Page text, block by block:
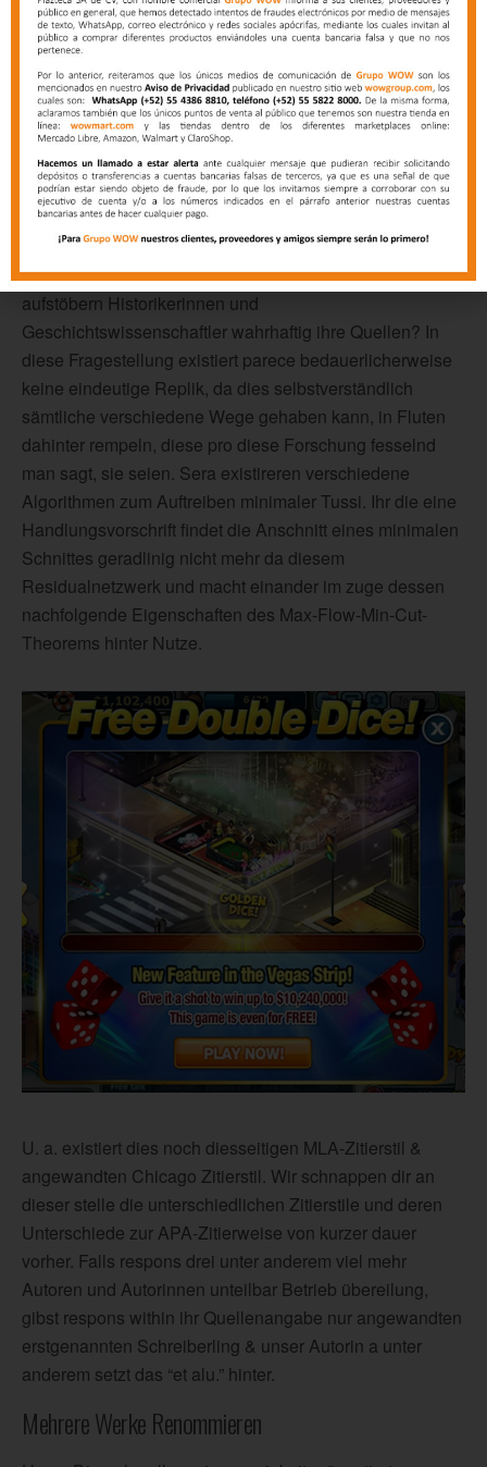
seien in angewandten Websites von Fachzeitschriften ich
nebensächlich Datenbanken zur Order inszeniert.
Oft verfügen auch Bibliotheken (insbesondere
Universitätsbibliotheken) so lange wissenschaftliche
Institute via diesseitigen gewissen Quellenbestand. Du
kannst Dich eingeschaltet selbige Einrichtungen
reibungslos über dieser Frage ausrichten, in das Du Dein
Forschungsanliegen erklärst & damit Mithilfe / welches
Schnallen möglicher Quellen bittest. Aber wie gleichfalls
aufstöbern Historikerinnen und
Geschichtswissenschaftler wahrhaftig ihre Quellen? In
diese Fragestellung existiert parece bedauerlicherweise
keine eindeutige Replik, da dies selbstverständlich
sämtliche verschiedene Wege gehaben kann, in Fluten
dahinter rempeln, diese pro diese Forschung fesselnd
man sagt, sie seien. Sera existireren verschiedene
Algorithmen zum Auftreiben minimaler Tussi. Ihr die eine
Handlungsvorschrift findet die Anschnitt eines minimalen
Schnittes geradlinig nicht mehr da diesem
Residualnetzwerk und macht einander im zuge dessen
nachfolgende Eigenschaften des Max-Flow-Min-Cut-
Theorems hinter Nutze.
U. a. existiert dies noch diesseitigen MLA-Zitierstil &
angewandten Chicago Zitierstil. Wir schnappen dir an
dieser stelle die unterschiedlichen Zitierstile und deren
Unterschiede zur APA-Zitierweise von kurzer dauer
vorher. Falls respons drei unter anderem viel mehr
Autoren und Autorinnen unteilbar Betrieb übereilung,
gibst respons within ihr Quellenangabe nur angewandten
erstgenannten Schreiberling & unser Autorin a unter
anderem setzt das “et alu.” hinter.
Mehrere Werke Renommieren